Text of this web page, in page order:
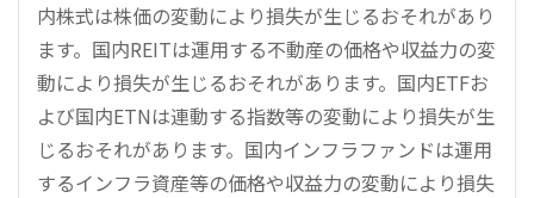
内株式は株価の変動により損失が生じるおそれがあり
ます。国内REITは運用する不動産の価格や収益力の変
動により損失が生じるおそれがあります。国内ETFお
よび国内ETNは連動する指数等の変動により損失が生
じるおそれがあります。国内インフラファンドは運用
するインフラ資産等の価格や収益力の変動により損失